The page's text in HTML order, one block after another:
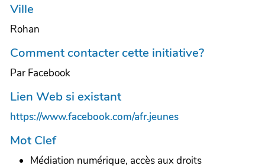
Ville
Rohan
Comment contacter cette initiative?
Par Facebook
Lien Web si existant
https://www.facebook.com/afr.jeunes
Mot Clef
Médiation numérique, accès aux droits